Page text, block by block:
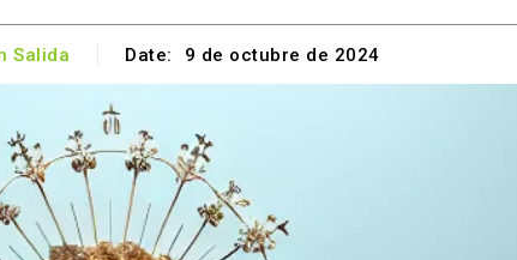
Salida Date: 9 de octubre de 2024